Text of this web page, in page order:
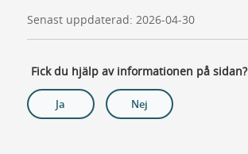
Senast uppdaterad: 2026-04-30
Fick du hjälp av informationen på sidan?
Ja Nej